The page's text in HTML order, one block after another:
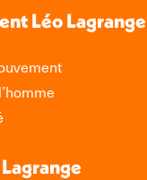
nouvelleLéo Lagrange